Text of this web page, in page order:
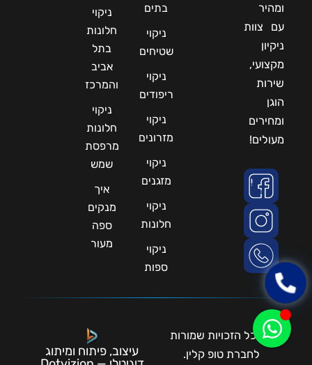
ומהיר
עם צוות
ניקיון
מקצועי,
שירות
הוגן
ומחירים
מעולים!
בתים
ניקוי
שטיחים
ניקוי
ריפודים
ניקוי
מזרונים
ניקוי
מזגנים
ניקוי
חלונות
ניקוי
ספות
ניקוי
חלונות
בתל
אביב
והמרכז
ניקוי
חלונות
מרפסת
שמש
איך
מנקים
ספה
מעור
Ⓒ כל הזכויות שמורות
לחברת טופ קלין.
עיצוב, פיתוח ומיתוג